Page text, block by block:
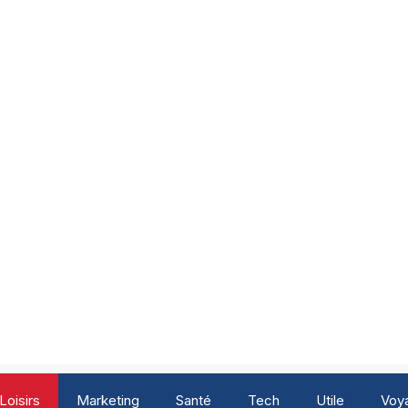
Loisirs Marketing Santé Tech Utile